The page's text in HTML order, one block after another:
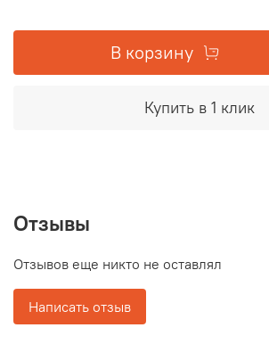
В корзину
Купить в 1 клик
Отзывы
Отзывов еще никто не оставлял
Написать отзыв